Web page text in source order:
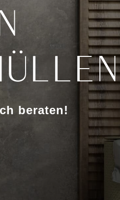
beraten!